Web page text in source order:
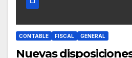
CONTABLE FISCAL GENERAL
Nuevas